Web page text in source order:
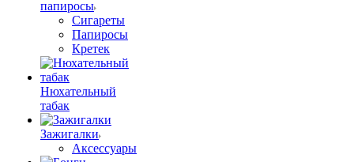
папиросы
Сигареты
Папиросы
Кретек
Нюхательный
табак
Зажигалки
Аксессуары